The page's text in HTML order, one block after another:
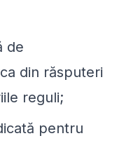
de
din răsputeri
reguli;
pentru